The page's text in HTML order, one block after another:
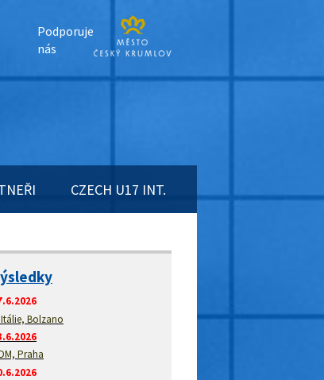
Podporuje
nás
CZECH U17 INT.
Itálie, Bolzano
Praha